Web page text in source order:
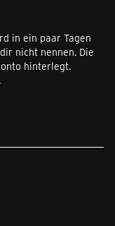
in ein paar Tagen
nicht nennen. Die
hinterlegt.